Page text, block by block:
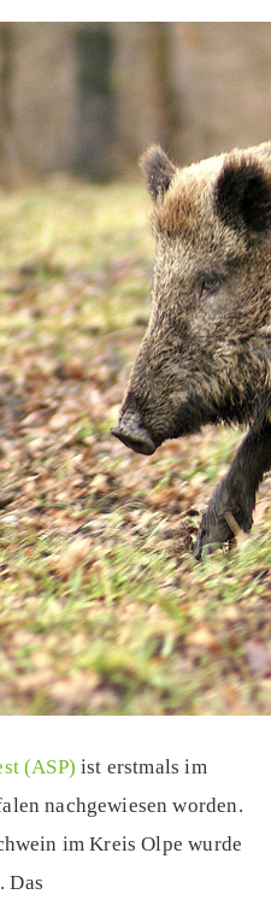
(ASP) ist erstmals im
nachgewiesen worden.
im Kreis Olpe wurde
Das